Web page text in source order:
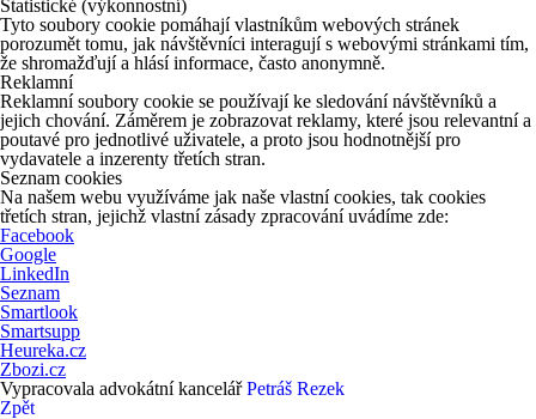
Statistické (výkonnostní)
Tyto soubory cookie pomáhají vlastníkům webových stránek
porozumět tomu, jak návštěvníci interagují s webovými stránkami tím,
že shromažďují a hlásí informace, často anonymně.
Reklamní
Reklamní soubory cookie se používají ke sledování návštěvníků a
jejich chování. Záměrem je zobrazovat reklamy, které jsou relevantní a
poutavé pro jednotlivé uživatele, a proto jsou hodnotnější pro
vydavatele a inzerenty třetích stran.
Seznam cookies
Na našem webu využíváme jak naše vlastní cookies, tak cookies
třetích stran, jejichž vlastní zásady zpracování uvádíme zde:
Facebook
Google
LinkedIn
Seznam
Smartlook
Smartsupp
Heureka.cz
Zbozi.cz
Vypracovala advokátní kancelářPetráš Rezek
Zpět